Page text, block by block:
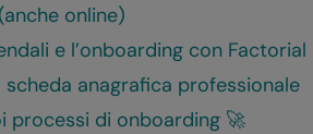
online)
e l’onboarding con Factorial
anagrafica professionale
processi di onboarding 🚀